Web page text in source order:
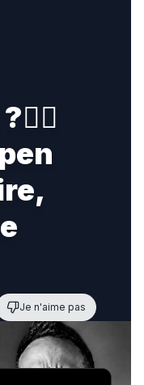
Je n'aime pas